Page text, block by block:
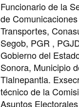
Funcionario de la
de
Transportes,
Segob, PGR ,
Gobierno del
Sonora, Municipio
Tlalnepantla.
técnico de la
Asuntos